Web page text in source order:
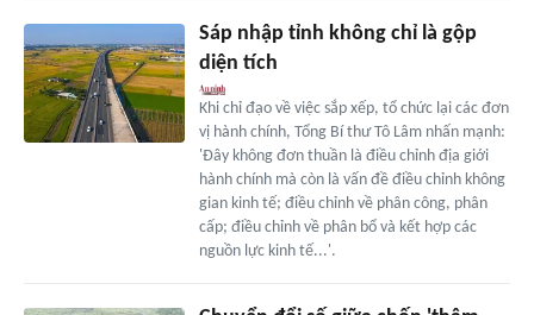
Sáp nhập tỉnh không chỉ là gộp
diện tích
Khi chỉ đạo về việc sắp xếp, tổ chức lại các đơn
vị hành chính, Tổng Bí thư Tô Lâm nhấn mạnh:
'Đây không đơn thuần là điều chỉnh địa giới
hành chính mà còn là vấn đề điều chỉnh không
gian kinh tế; điều chỉnh về phân công, phân
cấp; điều chỉnh về phân bổ và kết hợp các
nguồn lực kinh tế...'.